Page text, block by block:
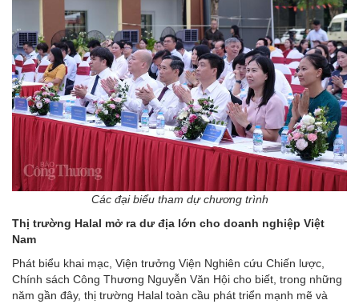
Các đại biểu tham dự chương trình
Thị trường Halal mở ra dư địa lớn cho doanh nghiệp Việt
Nam
Phát biểu khai mạc, Viện trưởng Viện Nghiên cứu Chiến lược,
Chính sách Công Thương Nguyễn Văn Hội cho biết, trong những
năm gần đây, thị trường Halal toàn cầu phát triển mạnh mẽ và